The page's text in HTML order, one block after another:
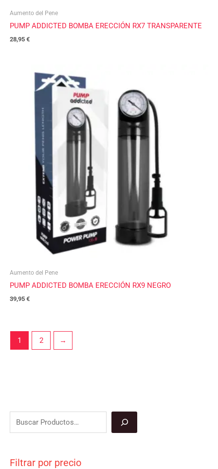
Filtrar por precio
Aumento del Pene
PUMP ADDICTED BOMBA ERECCIÓN RX7 TRANSPARENTE
28,95 €
Aumento del Pene
PUMP ADDICTED BOMBA ERECCIÓN RX9 NEGRO
39,95 €
1 2 →